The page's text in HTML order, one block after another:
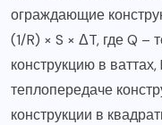
ограждающие
(1/R) × S × ΔT, где Q –
конструкцию в
теплопередаче
конструкции в